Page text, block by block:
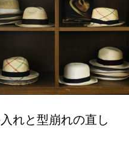
れと型崩れの直し